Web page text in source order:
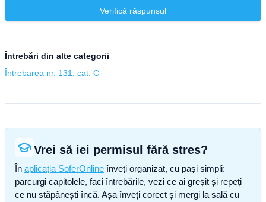
Verifică răspunsul
Întrebări din alte categorii
Întrebarea nr. 131, cat. C
Vrei să iei permisul fără stres?
În aplicația SoferOnline înveți organizat, cu pași simpli:
parcurgi capitolele, faci întrebările, vezi ce ai greșit și repeți
ce nu stăpânești încă. Așa înveți corect și mergi la sală cu